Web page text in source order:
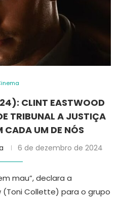
CLINT EASTWOOD
TRIBUNAL A JUSTIÇA
CADA UM DE NÓS
6 de dezembro de 2024
mau”, declara a
(Toni Collette) para o grupo